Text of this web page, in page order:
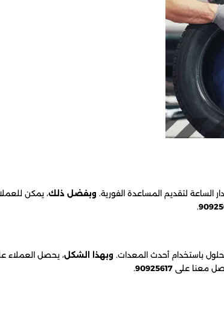
لتقديم المساعدة الفورية. وبفضل ذلك، يمكن
.
باستخدام أحدث المعدات. وبهذا الشكل، يحصل العملاء
معنا على 90925617
.